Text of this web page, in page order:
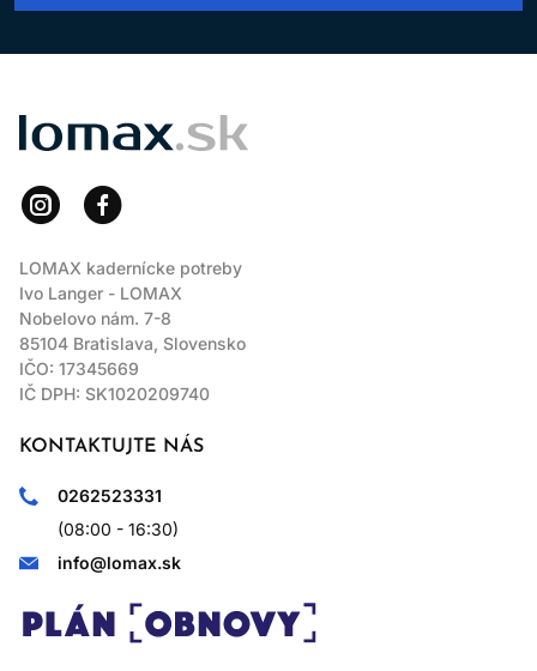
LOMAX
LOMAX kadernícke potreby
Ivo Langer - LOMAX
Nobelovo nám. 7-8
85104 Bratislava, Slovensko
IČO: 17345669
IČ DPH: SK1020209740
KONTAKTUJTE NÁS
0262523331
(08:00 - 16:30)
info@lomax.sk